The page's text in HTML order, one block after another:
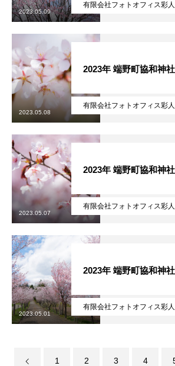
無料で登録したい企業様はこちら
メディア取材受付口はこちら
北海道最強のビジネス課題解決コミュ
ンラインアジト】
無料で登録したい企業様はこちら
有限会社フォトオフィス彩人
2023.05.09
有限会社フォトオフィス彩人
2023年 端野町協和神
2023.05.08
有限会社フォトオフィス彩人
2023年 端野町協和神
2023.05.07
有限会社フォトオフィス彩人
2023年 端野町協和神社
2023.05.01
1 2 3 4